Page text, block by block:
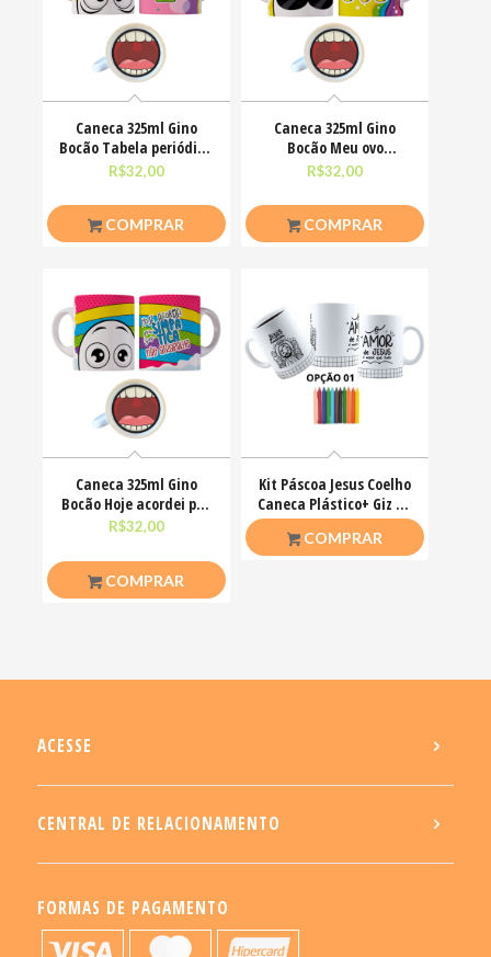
Caneca 325ml Gino
Bocão Tabela periódica
Teu Cu Engraçadas
R$32,00
COMPRAR
Caneca 325ml Gino
Bocão Meu ovo
Engraçadas Meme
R$32,00
COMPRAR
Caneca 325ml Gino
Bocão Hoje acordei pra
ser simpática não
R$32,00
COMPRAR
Kit Páscoa Jesus Coelho
Caneca Plástico+ Giz De
Cera Colorir
COMPRAR
ACESSE
CENTRAL DE RELACIONAMENTO
FORMAS DE PAGAMENTO